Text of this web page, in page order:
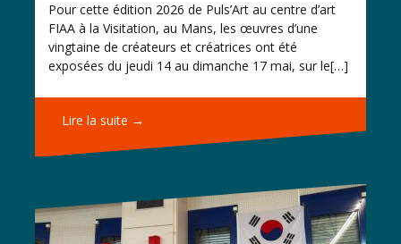
Pour cette édition 2026 de Puls’Art au centre d’art
FIAA à la Visitation, au Mans, les œuvres d’une
vingtaine de créateurs et créatrices ont été
exposées du jeudi 14 au dimanche 17 mai, sur le[…]
Lire la suite →